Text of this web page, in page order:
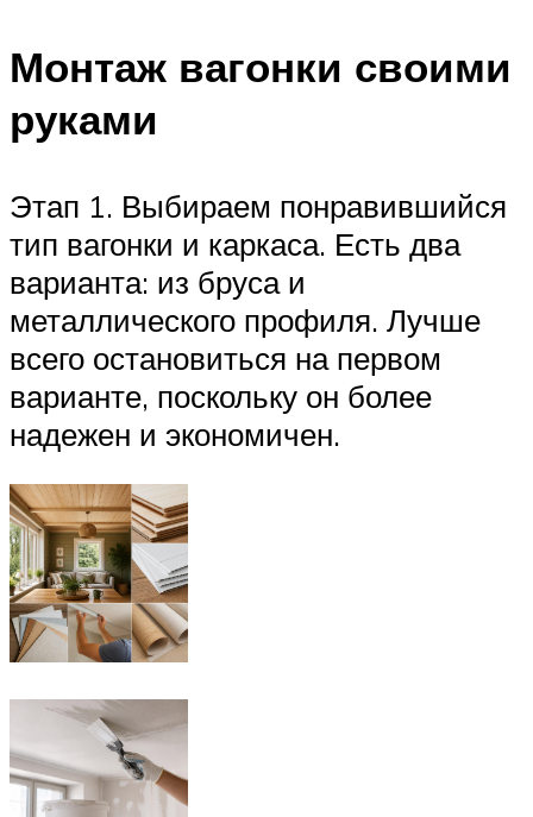
Монтаж вагонки своими
руками
Этап 1. Выбираем понравившийся
тип вагонки и каркаса. Есть два
варианта: из бруса и
металлического профиля. Лучше
всего остановиться на первом
варианте, поскольку он более
надежен и экономичен.